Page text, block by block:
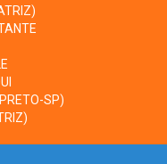
SP)